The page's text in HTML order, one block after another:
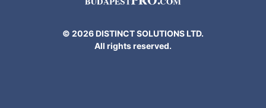
© 2026 DISTINCT SOLUTIONS LTD.
All rights reserved.